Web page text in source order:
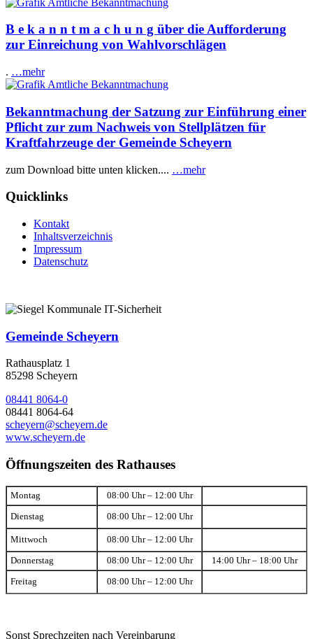
B e k a n n t m a c h u n g über die Aufforderung
zur Einreichung von Wahlvorschlägen
. …mehr
Bekanntmachung der Satzung zur Einführung einer
Pflicht zur zum Nachweis von Stellplätzen für
Kraftfahrzeuge der Gemeinde Scheyern
zum Download bitte unten klicken.... …mehr
Quicklinks
Kontakt
Inhaltsverzeichnis
Impressum
Datenschutz
Gemeinde Scheyern
Rathausplatz 1
85298 Scheyern
08441 8064-0
08441 8064-64
scheyern@scheyern.de
www.scheyern.de
Öffnungszeiten des Rathauses
Montag 08:00 Uhr – 12:00 Uhr
Dienstag 08:00 Uhr – 12:00 Uhr
Mittwoch 08:00 Uhr – 12:00 Uhr
Donnerstag 08:00 Uhr – 12:00 Uhr 14:00 Uhr – 18:00 Uhr
Freitag 08:00 Uhr – 12:00 Uhr
Sonst Sprechzeiten nach Vereinbarung